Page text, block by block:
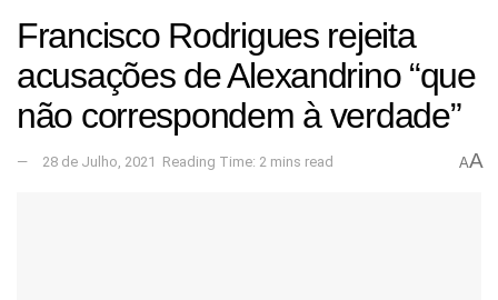
Francisco Rodrigues rejeita
acusações de Alexandrino “que
não correspondem à verdade”
28 de Julho, 2021 Reading Time: 2 mins read AA